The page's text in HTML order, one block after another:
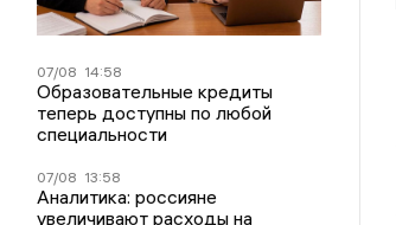
07/08 14:58
Образовательные кредиты
теперь доступны по любой
специальности
07/08 13:58
Аналитика: россияне
увеличивают расходы на